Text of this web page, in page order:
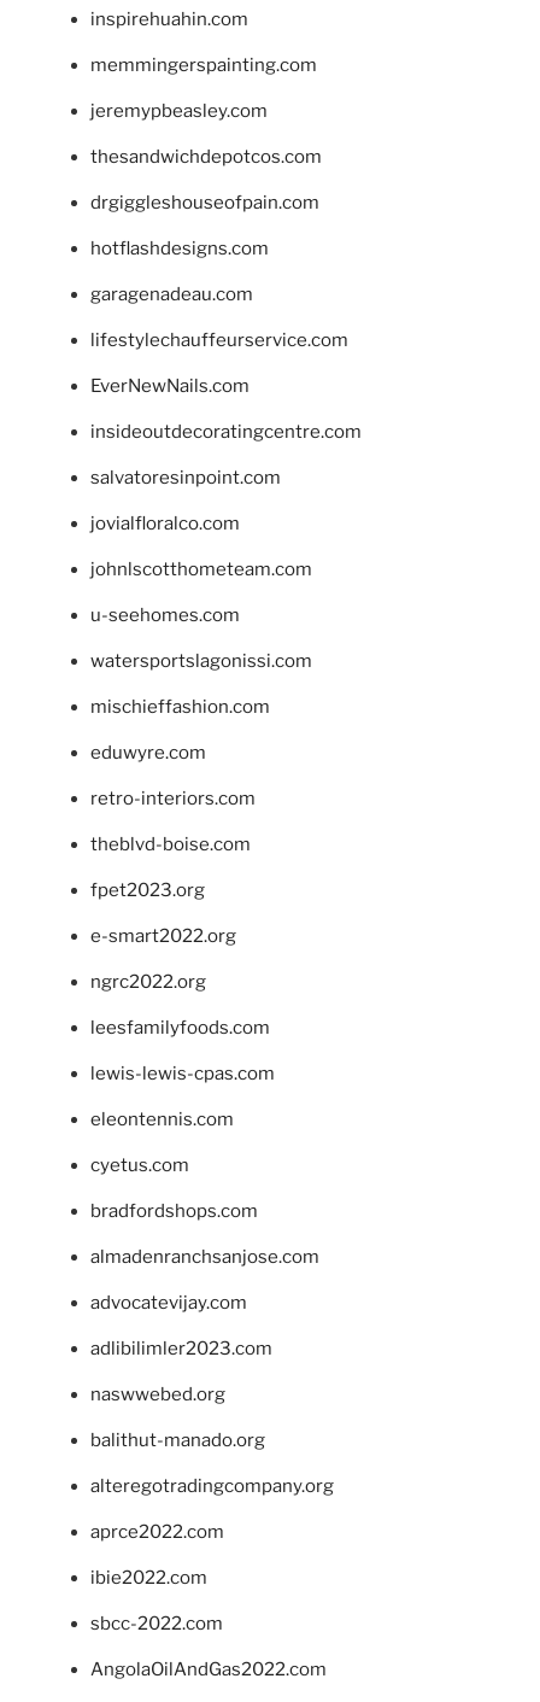
inspirehuahin.com
memmingerspainting.com
jeremypbeasley.com
thesandwichdepotcos.com
drgiggleshouseofpain.com
hotflashdesigns.com
garagenadeau.com
lifestylechauffeurservice.com
EverNewNails.com
insideoutdecoratingcentre.com
salvatoresinpoint.com
jovialfloralco.com
johnlscotthometeam.com
u-seehomes.com
watersportslagonissi.com
mischieffashion.com
eduwyre.com
retro-interiors.com
theblvd-boise.com
fpet2023.org
e-smart2022.org
ngrc2022.org
leesfamilyfoods.com
lewis-lewis-cpas.com
eleontennis.com
cyetus.com
bradfordshops.com
almadenranchsanjose.com
advocatevijay.com
adlibilimler2023.com
naswwebed.org
balithut-manado.org
alteregotradingcompany.org
aprce2022.com
ibie2022.com
sbcc-2022.com
AngolaOilAndGas2022.com